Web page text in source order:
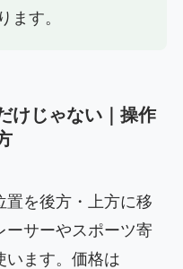
ます。
けじゃない｜操作
置を後方・上方に移
ーサーやスポーツ寄
います。価格は